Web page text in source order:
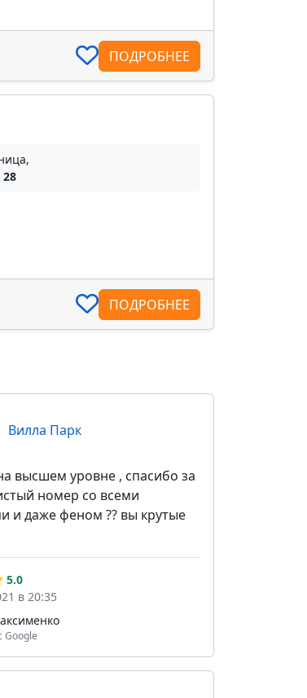
ПОДРОБНЕЕ
ПОДРОБНЕЕ
Вилла Парк
высшем уровне , спасибо за
номер со всеми
и даже феном ?? вы крутые
Google
5.0
в 20:35